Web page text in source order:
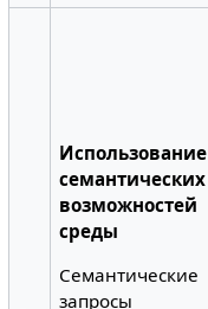
Использование
семантических
возможностей
среды
Семантические
запросы